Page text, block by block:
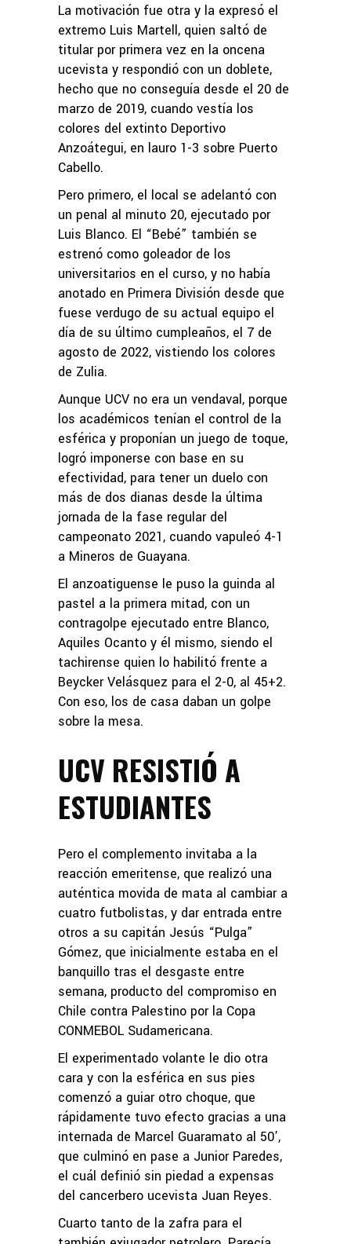
La motivación fue otra y la expresó el
extremo Luis Martell, quien saltó de
titular por primera vez en la oncena
ucevista y respondió con un doblete,
hecho que no conseguía desde el 20 de
marzo de 2019, cuando vestía los
colores del extinto Deportivo
Anzoátegui, en lauro 1-3 sobre Puerto
Cabello.
Pero primero, el local se adelantó con
un penal al minuto 20, ejecutado por
Luis Blanco. El “Bebé” también se
estrenó como goleador de los
universitarios en el curso, y no había
anotado en Primera División desde que
fuese verdugo de su actual equipo el
día de su último cumpleaños, el 7 de
agosto de 2022, vistiendo los colores
de Zulia.
Aunque UCV no era un vendaval, porque
los académicos tenían el control de la
esférica y proponían un juego de toque,
logró imponerse con base en su
efectividad, para tener un duelo con
más de dos dianas desde la última
jornada de la fase regular del
campeonato 2021, cuando vapuleó 4-1
a Mineros de Guayana.
El anzoatiguense le puso la guinda al
pastel a la primera mitad, con un
contragolpe ejecutado entre Blanco,
Aquiles Ocanto y él mismo, siendo el
tachirense quien lo habilitó frente a
Beycker Velásquez para el 2-0, al 45+2.
Con eso, los de casa daban un golpe
sobre la mesa.
UCV RESISTIÓ A
ESTUDIANTES
Pero el complemento invitaba a la
reacción emeritense, que realizó una
auténtica movida de mata al cambiar a
cuatro futbolistas, y dar entrada entre
otros a su capitán Jesús “Pulga”
Gómez, que inicialmente estaba en el
banquillo tras el desgaste entre
semana, producto del compromiso en
Chile contra Palestino por la Copa
CONMEBOL Sudamericana.
El experimentado volante le dio otra
cara y con la esférica en sus pies
comenzó a guiar otro choque, que
rápidamente tuvo efecto gracias a una
internada de Marcel Guaramato al 50’,
que culminó en pase a Junior Paredes,
el cuál definió sin piedad a expensas
del cancerbero ucevista Juan Reyes.
Cuarto tanto de la zafra para el